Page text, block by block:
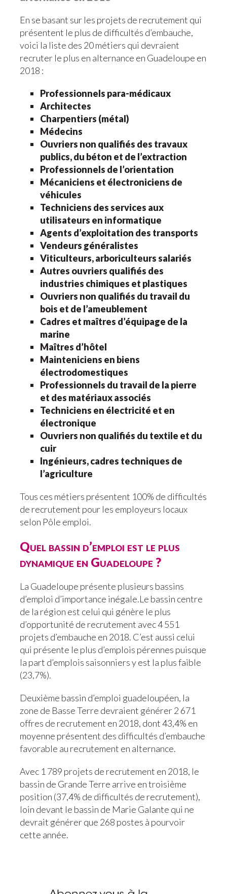
En se basant sur les projets de recrutement qui
présentent le plus de difficultés d’embauche,
voici la liste des 20 métiers qui devraient
recruter le plus en alternance en Guadeloupe en
2018 :
Professionnels para-médicaux
Architectes
Charpentiers (métal)
Médecins
Ouvriers non qualifiés des travaux
publics, du béton et de l’extraction
Professionnels de l’orientation
Mécaniciens et électroniciens de
véhicules
Techniciens des services aux
utilisateurs en informatique
Agents d’exploitation des transports
Vendeurs généralistes
Viticulteurs, arboriculteurs salariés
Autres ouvriers qualifiés des
industries chimiques et plastiques
Ouvriers non qualifiés du travail du
bois et de l’ameublement
Cadres et maîtres d’équipage de la
marine
Maîtres d’hôtel
Mainteniciens en biens
électrodomestiques
Professionnels du travail de la pierre
et des matériaux associés
Techniciens en électricité et en
électronique
Ouvriers non qualifiés du textile et du
cuir
Ingénieurs, cadres techniques de
l’agriculture
Tous ces métiers présentent 100% de difficultés
de recrutement pour les employeurs locaux
selon Pôle emploi.
Quel bassin d’emploi est le plus
dynamique en Guadeloupe ?
La Guadeloupe présente plusieurs bassins
d’emploi d’importance inégale.Le bassin centre
de la région est celui qui génère le plus
d’opportunité de recrutement avec 4 551
projets d’embauche en 2018. C’est aussi celui
qui présente le plus d’emplois pérennes puisque
la part d’emplois saisonniers y est la plus faible
(23,7%).
Deuxième bassin d’emploi guadeloupéen, la
zone de Basse Terre devraient générer 2 671
offres de recrutement en 2018, dont 43,4% en
moyenne présentent des difficultés d’embauche
favorable au recrutement en alternance.
Avec 1 789 projets de recrutement en 2018, le
bassin de Grande Terre arrive en troisième
position (37,4% de difficultés de recrutement),
loin devant le bassin de Marie Galante qui ne
devrait générer que 268 postes à pourvoir
cette année.